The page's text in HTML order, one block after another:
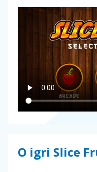
O igri Slice